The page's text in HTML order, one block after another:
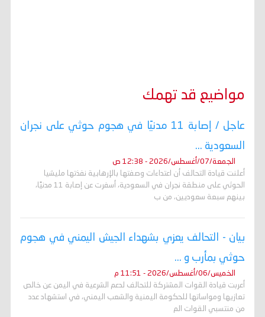
مواضيع قد تهمك
عاجل / إصابة 11 مدنيًا في هجوم حوثي على نجران
السعودية ...
الجمعة/07/أغسطس/2026 - 12:38 ص
أعلنت قيادة التحالف أن اعتداءات وصفتها بالإرهابية نفذتها مليشيا
الحوثي على منطقة نجران في السعودية، أسفرت عن إصابة 11 مدنيًا،
بينهم سبعة سعوديين، من ب
بيان - التحالف يعزي بشهداء الجيش اليمني في هجوم
حوثي بمأرب و ...
الخميس/06/أغسطس/2026 - 11:51 م
أعربت قيادة القوات المشتركة للتحالف لدعم الشرعية في اليمن عن خالص
تعازيها ومواساتها للحكومة اليمنية والشعب اليمني، في استشهاد عدد
من منتسبي القوات الم